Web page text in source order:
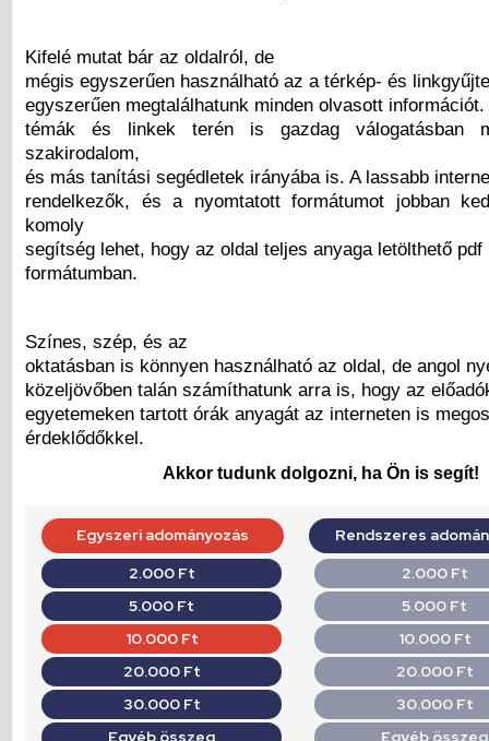
Kifelé mutat bár az oldalról, de
mégis egyszerűen használható az a térkép- és
egyszerűen megtalálhatunk minden olvasott
témák és linkek terén is gazdag válogatásban
szakirodalom,
és más tanítási segédletek irányába is. A lassabb
rendelkezők, és a nyomtatott formátumot jobban
komoly
segítség lehet, hogy az oldal teljes anyaga letölthető pdf
formátumban.
Színes, szép, és az
oktatásban is könnyen használható az oldal, de angol
közeljövőben talán számíthatunk arra is, hogy az
egyetemeken tartott órák anyagát az interneten is
érdeklődőkkel.
Akkor tudunk dolgozni, ha Ön is segít!